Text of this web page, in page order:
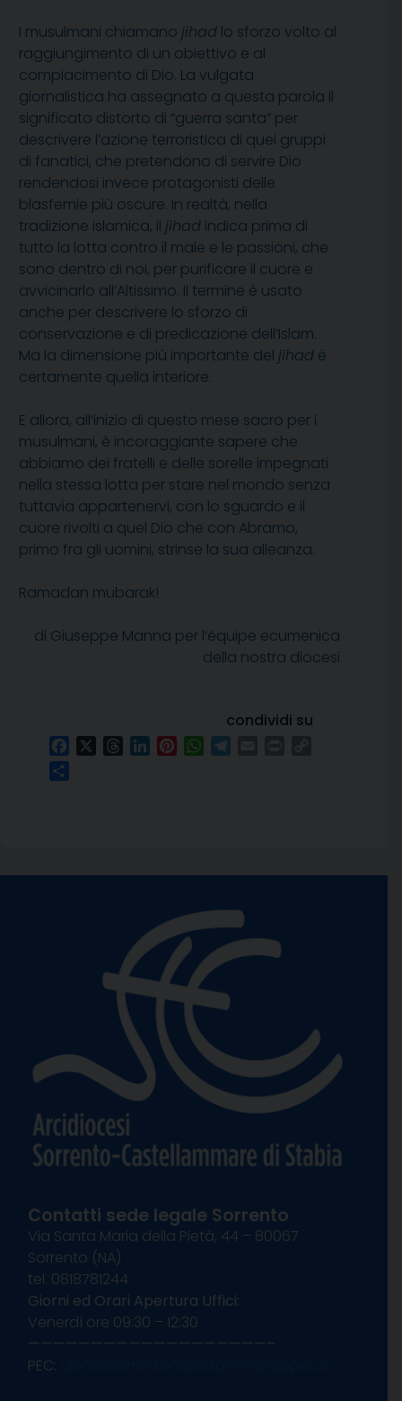
I musulmani chiamano jihad lo sforzo volto al
raggiungimento di un obiettivo e al
compiacimento di Dio. La vulgata
giornalistica ha assegnato a questa parola il
significato distorto di “guerra santa” per
descrivere l’azione terroristica di quei gruppi
di fanatici, che pretendono di servire Dio
rendendosi invece protagonisti delle
blasfemie più oscure. In realtà, nella
tradizione islamica, il jihad indica prima di
tutto la lotta contro il male e le passioni, che
sono dentro di noi, per purificare il cuore e
avvicinarlo all’Altissimo. Il termine è usato
anche per descrivere lo sforzo di
conservazione e di predicazione dell’Islam.
Ma la dimensione più importante del jihad è
certamente quella interiore.
E allora, all’inizio di questo mese sacro per i
musulmani, è incoraggiante sapere che
abbiamo dei fratelli e delle sorelle impegnati
nella stessa lotta per stare nel mondo senza
tuttavia appartenervi, con lo sguardo e il
cuore rivolti a quel Dio che con Abramo,
primo fra gli uomini, strinse la sua alleanza.
Ramadan mubarak!
di Giuseppe Manna per l’équipe ecumenica
della nostra diocesi
condividi su
FacebookThreadsLinkedInPinterestWhatsApp
Contatti sede legale Sorrento
Via Santa Maria della Pietà, 44 – 80067
Sorrento (NA)
tel. 0818781244
Giorni ed Orari Apertura Uffici:
Venerdì ore 09:30 – 12:30
———————————————————–
PEC: